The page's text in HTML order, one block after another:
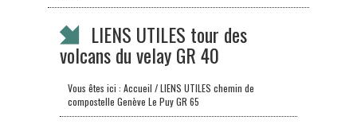
LIENS UTILES tour des
volcans du velay GR 40
Vous êtes ici : Accueil / LIENS UTILES chemin de
compostelle Genève Le Puy GR 65